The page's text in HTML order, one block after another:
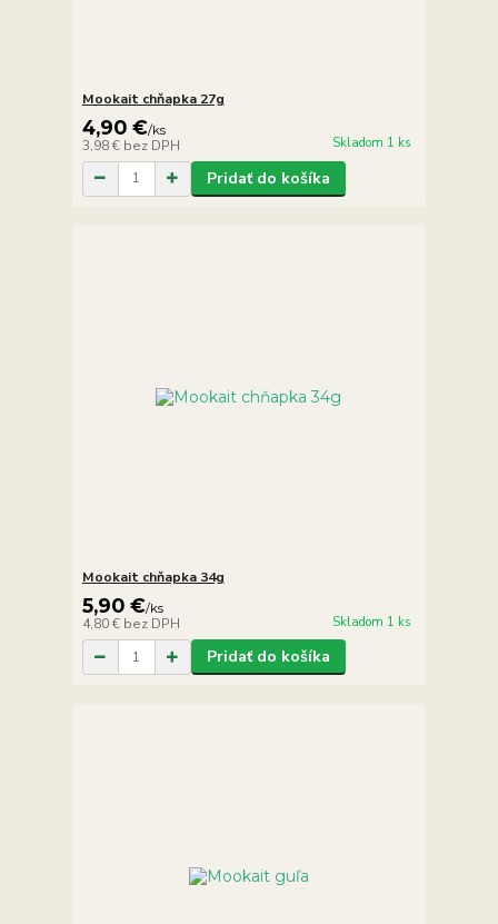
Mookait chňapka 27g
4,90 €/ks
3,98 € bez DPH Skladom 1 ks
Pridať do košíka
Mookait chňapka 34g
5,90 €/ks
4,80 € bez DPH Skladom 1 ks
Pridať do košíka